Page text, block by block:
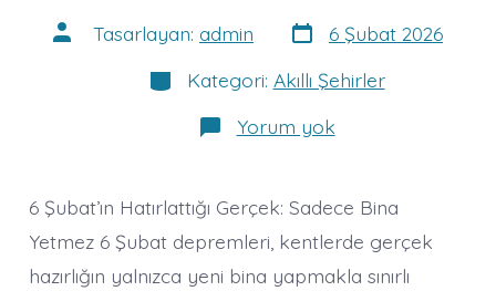
Yazının
yazarı
Tasarlayan: admin Yazı
tarihi
6 Şubat 2026
Kategoriler
Kategori: Akıllı Şehirler
Yorum yok6
ŞUBAT’TAN
DÖNÜŞÜM-
KAOTİK
DÖNÜŞÜM-
AKILLI
DÖNÜŞÜM
6 Şubat’ın Hatırlattığı Gerçek: Sadece Bina
Yetmez 6 Şubat depremleri, kentlerde gerçek
hazırlığın yalnızca yeni bina yapmakla sınırlı